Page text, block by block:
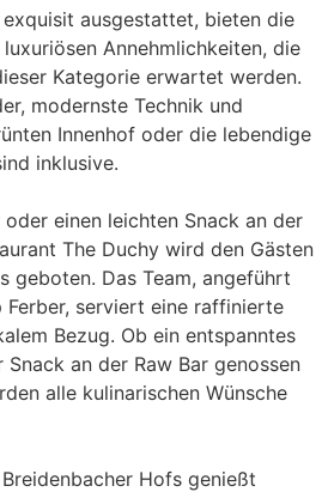
ausgestattet, bieten die
Annehmlichkeiten, die
Kategorie erwartet werden.
modernste Technik und
Innenhof oder die lebendige
inklusive.
einen leichten Snack an der
The Duchy wird den Gästen
geboten. Das Team, angeführt
Ferber, serviert eine raffinierte
Bezug. Ob ein entspanntes
an der Raw Bar genossen
alle kulinarischen Wünsche
Hofs genießt